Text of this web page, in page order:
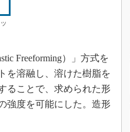
Freeforming）」方式を
を溶融し、溶けた樹脂を
ることで、求められた形
強度を可能にした。造形